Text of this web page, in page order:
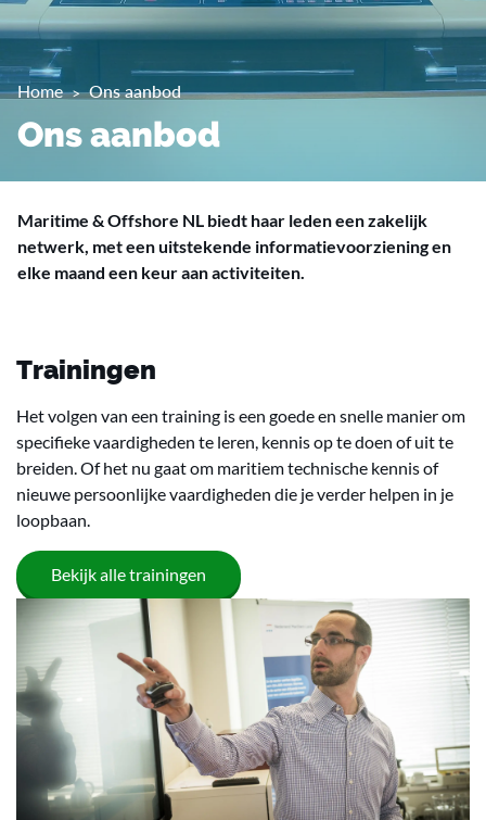
Home Ons aanbod
Ons aanbod
Maritime & Offshore NL biedt haar leden een zakelijk
netwerk, met een uitstekende informatievoorziening en
elke maand een keur aan activiteiten.
Trainingen
Het volgen van een training is een goede en snelle manier om
specifieke vaardigheden te leren, kennis op te doen of uit te
breiden. Of het nu gaat om maritiem technische kennis of
nieuwe persoonlijke vaardigheden die je verder helpen in je
loopbaan.
Bekijk alle trainingen